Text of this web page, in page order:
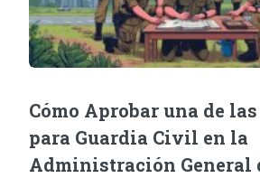
Cómo Aprobar una de las
para Guardia Civil en la
Administración General